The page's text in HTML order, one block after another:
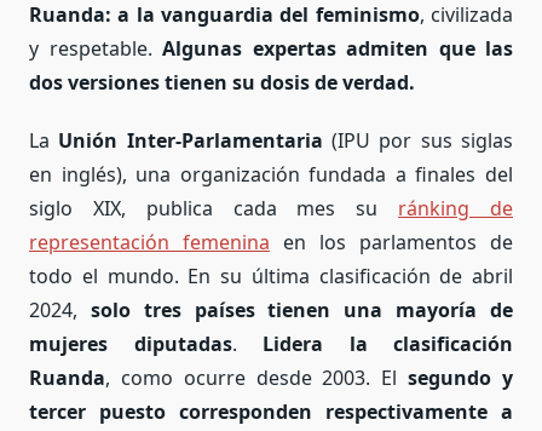
Ruanda: a la vanguardia del feminismo, civilizada
y respetable. Algunas expertas admiten que las
dos versiones tienen su dosis de verdad.
La Unión Inter-Parlamentaria (IPU por sus siglas
en inglés), una organización fundada a finales del
siglo XIX, publica cada mes su ránking de
representación femenina en los parlamentos de
todo el mundo. En su última clasificación de abril
2024, solo tres países tienen una mayoría de
mujeres diputadas. Lidera la clasificación
Ruanda, como ocurre desde 2003. Elsegundo y
tercer puesto corresponden respectivamente a